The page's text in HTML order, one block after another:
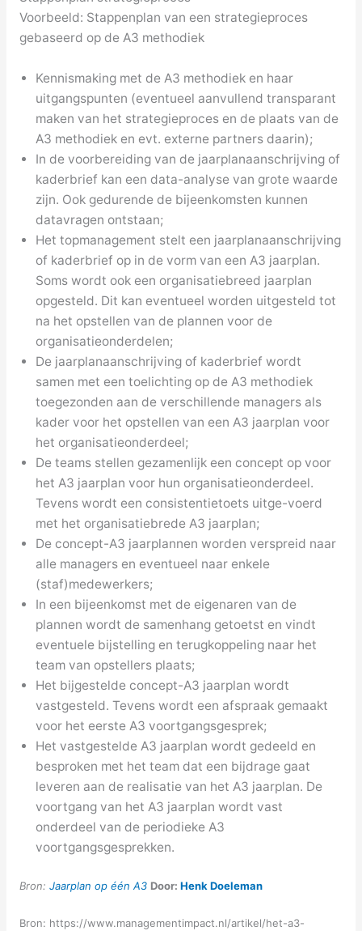
Voorbeeld: Stappenplan van een strategieproces
gebaseerd op de A3 methodiek
Kennismaking met de A3 methodiek en haar
uitgangspunten (eventueel aanvullend transparant
maken van het strategieproces en de plaats van de
A3 methodiek en evt. externe partners daarin);
In de voorbereiding van de jaarplanaanschrijving of
kaderbrief kan een data-analyse van grote waarde
zijn. Ook gedurende de bijeenkomsten kunnen
datavragen ontstaan;
Het topmanagement stelt een jaarplanaanschrijving
of kaderbrief op in de vorm van een A3 jaarplan.
Soms wordt ook een organisatiebreed jaarplan
opgesteld. Dit kan eventueel worden uitgesteld tot
na het opstellen van de plannen voor de
organisatieonderdelen;
De jaarplanaanschrijving of kaderbrief wordt
samen met een toelichting op de A3 methodiek
toegezonden aan de verschillende managers als
kader voor het opstellen van een A3 jaarplan voor
het organisatieonderdeel;
De teams stellen gezamenlijk een concept op voor
het A3 jaarplan voor hun organisatieonderdeel.
Tevens wordt een consistentietoets uitge-voerd
met het organisatiebrede A3 jaarplan;
De concept-A3 jaarplannen worden verspreid naar
alle managers en eventueel naar enkele
(staf)medewerkers;
In een bijeenkomst met de eigenaren van de
plannen wordt de samenhang getoetst en vindt
eventuele bijstelling en terugkoppeling naar het
team van opstellers plaats;
Het bijgestelde concept-A3 jaarplan wordt
vastgesteld. Tevens wordt een afspraak gemaakt
voor het eerste A3 voortgangsgesprek;
Het vastgestelde A3 jaarplan wordt gedeeld en
besproken met het team dat een bijdrage gaat
leveren aan de realisatie van het A3 jaarplan. De
voortgang van het A3 jaarplan wordt vast
onderdeel van de periodieke A3
voortgangsgesprekken.
Bron: Jaarplan op één A3 Door: Henk Doeleman
Bron: https://www.managementimpact.nl/artikel/het-a3-